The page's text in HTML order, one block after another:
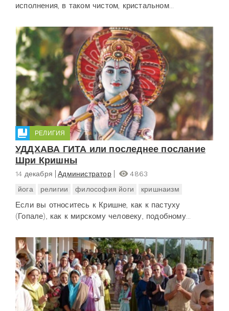
исполнения, в таком чистом, кристальном...
РЕЛИГИЯ
УДДХАВА ГИТА или последнее послание
Шри Кришны
14 декабря Администратор
4863
йога
религии философия йоги кришнаизм
Если вы относитесь к Кришне, как к пастуху
(Гопале), как к мирскому человеку, подобному...